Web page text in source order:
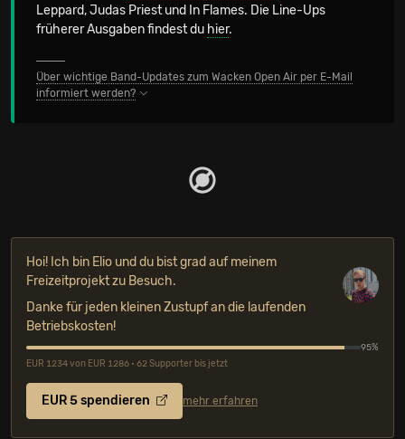
Leppard, Judas Priest und In Flames. Die Line-Ups
früherer Ausgaben findest du hier.
Über wichtige Band-Updates zum Wacken Open Air per E-Mail
informiert werden?
Hoi! Ich bin Elio und du bist grad auf meinem
Freizeitprojekt zu Besuch.
Danke für jeden kleinen Zustupf an die laufenden
Betriebskosten!
95%
EUR 1234 von EUR 1286 • 62 Supporter bis jetzt
EUR 5 spendieren mehr erfahren